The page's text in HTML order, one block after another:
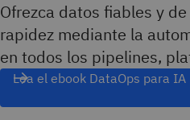
Ofrezca datos fiables y
rapidez mediante la
en todos los pipelines,
Lea el ebook DataOps para IA